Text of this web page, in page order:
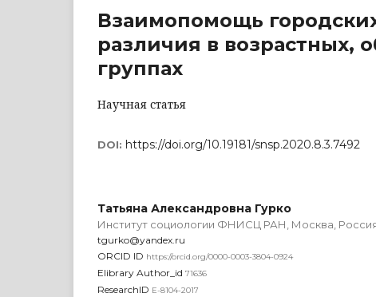
Взаимопомощь
различия в возрастных,
группах
Научная статья
DOI: https://doi.org/10.19181/snsp.2020.8.3.7492
Татьяна Александровна Гурко
Институт социологии ФНИСЦ РАН, Москва,
tgurko@yandex.ru
ORCID ID https://orcid.org/0000-0003-3804-0924
Elibrary Author_id 71636
ResearchID E-8104-2017